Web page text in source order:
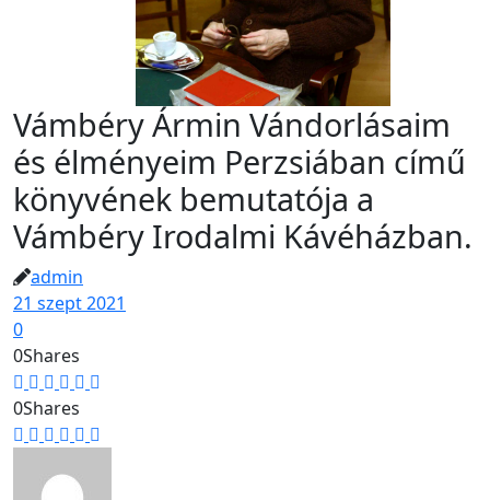
Vámbéry Ármin Vándorlásaim
és élményeim Perzsiában című
könyvének bemutatója a
Vámbéry Irodalmi Kávéházban.
admin
21 szept 2021
0
0Shares
0Shares